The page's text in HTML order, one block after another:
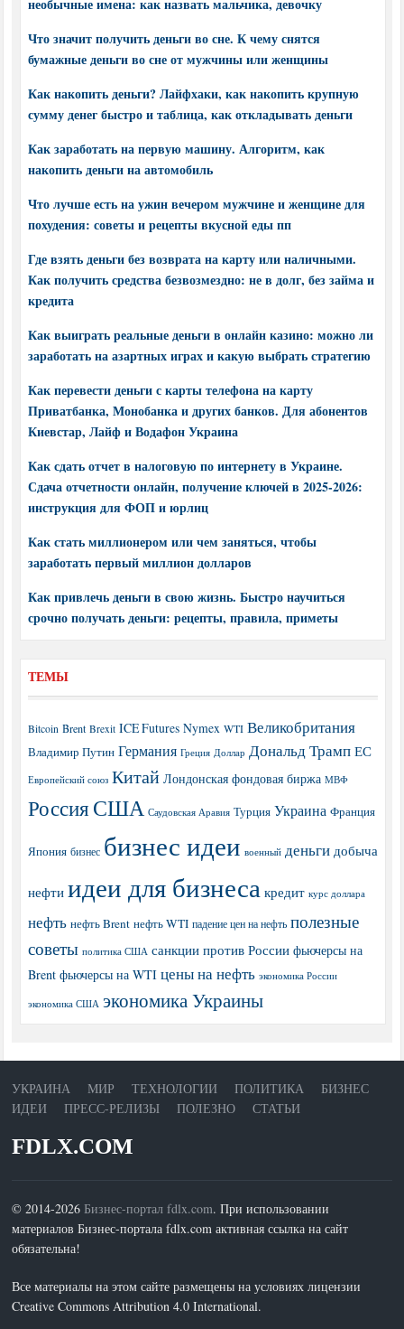
необычные имена: как назвать мальчика, девочку
Что значит получить деньги во сне. К чему снятся
бумажные деньги во сне от мужчины или женщины
Как накопить деньги? Лайфхаки, как накопить крупную
сумму денег быстро и таблица, как откладывать деньги
Как заработать на первую машину. Алгоритм, как
накопить деньги на автомобиль
Что лучше есть на ужин вечером мужчине и женщине для
похудения: советы и рецепты вкусной еды пп
Где взять деньги без возврата на карту или наличными.
Как получить средства безвозмездно: не в долг, без займа и
кредита
Как выиграть реальные деньги в онлайн казино: можно ли
заработать на азартных играх и какую выбрать стратегию
Как перевести деньги с карты телефона на карту
Приватбанка, Монобанка и других банков. Для абонентов
Киевстар, Лайф и Водафон Украина
Как сдать отчет в налоговую по интернету в Украине.
Сдача отчетности онлайн, получение ключей в 2025-2026:
инструкция для ФОП и юрлиц
Как стать миллионером или чем заняться, чтобы
заработать первый миллион долларов
Как привлечь деньги в свою жизнь. Быстро научиться
срочно получать деньги: рецепты, правила, приметы
ТЕМЫ
Bitcoin Brent Brexit ICE Futures Nymex WTI Великобритания
Владимир Путин Германия Греция Доллар Дональд Трамп ЕС
Европейский союз Китай Лондонская фондовая биржа МВФ
РоссияСША Саудовская Аравия Турция Украина Франция
Япония бизнес бизнес идеи военный деньги добыча
нефти идеи для бизнеса кредит курс доллара
нефть нефть Brent нефть WTI падение цен на нефть полезные
советы политика США санкции против России фьючерсы на
Brent фьючерсы на WTI цены на нефть экономика России
экономика США экономика Украины
УКРАИНА МИР ТЕХНОЛОГИИ ПОЛИТИКА
БИЗНЕС
ИДЕИ
ПРЕСС-РЕЛИЗЫ ПОЛЕЗНО СТАТЬИ
FDLX.COM
© 2014-2026 Бизнес-портал fdlx.com. При использовании
материалов Бизнес-портала fdlx.com активная ссылка на сайт
обязательна!
Все материалы на этом сайте размещены на условиях лицензии
Creative Commons Attribution 4.0 International.